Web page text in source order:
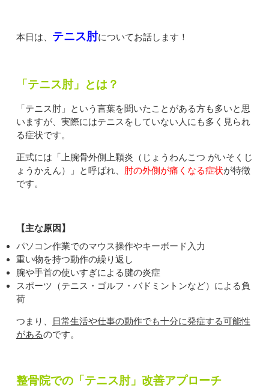
本日は、 テニス肘についてお話します！
「テニス肘」とは？
「テニス肘」という言葉を聞いたことがある方も多いと思
いますが、実際にはテニスをしていない人にも多く見られ
る症状です。
正式には「上腕骨外側上顆炎（じょうわんこつ がいそくじ
ょうかえん）」と呼ばれ、 肘の外側が痛くなる症状が特徴
です。
【主な原因】
パソコン作業でのマウス操作やキーボード入力
重い物を持つ動作の繰り返し
腕や手首の使いすぎによる腱の炎症
スポーツ（テニス・ゴルフ・バドミントンなど）による負
荷
つまり、
日常生活や仕事の動作でも十分に発症する可能性
があるのです。
整骨院での「テニス肘」改善アプローチ